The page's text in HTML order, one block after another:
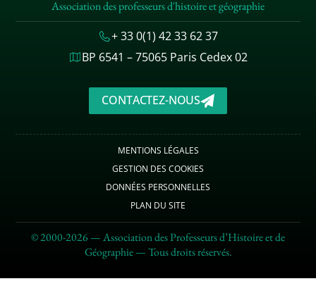
Association des professeurs d'histoire et géographie
+ 33 0(1) 42 33 62 37
BP 6541 – 75065 Paris Cedex 02
CONTACTEZ-NOUS
MENTIONS LÉGALES
GESTION DES COOKIES
DONNÉES PERSONNELLES
PLAN DU SITE
© 2000-2026 — Association des Professeurs d’Histoire et de
Géographie — Tous droits réservés.